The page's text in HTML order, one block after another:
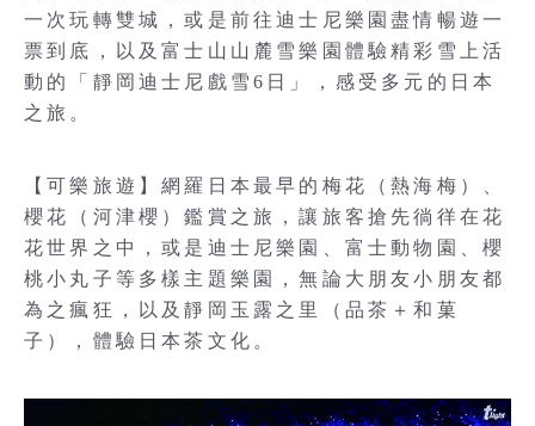
一次玩轉雙城，或是前往迪士尼樂園盡情暢遊一
票到底，以及富士山山麓雪樂園體驗精彩雪上活
動的「靜岡迪士尼戲雪6日」，感受多元的日本
之旅。
【可樂旅遊】網羅日本最早的梅花（熱海梅）、
櫻花（河津櫻）鑑賞之旅，讓旅客搶先徜徉在花
花世界之中，或是迪士尼樂園、富士動物園、櫻
桃小丸子等多樣主題樂園，無論大朋友小朋友都
為之瘋狂，以及靜岡玉露之里（品茶＋和菓
子），體驗日本茶文化。